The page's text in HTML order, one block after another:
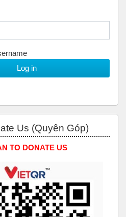
Us (Quyên Góp)
TO DONATE US